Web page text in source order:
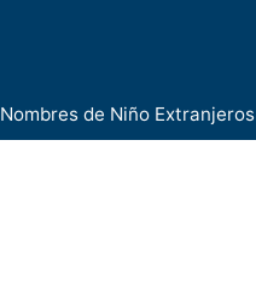
Nombres de Niño Extranjeros